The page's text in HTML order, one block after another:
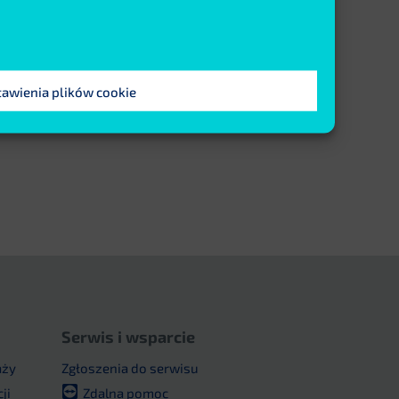
plików cookie
Serwis i wsparcie
Zgłoszenia do serwisu
Zdalna pomoc